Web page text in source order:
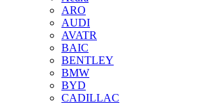
ARO
AUDI
AVATR
BAIC
BENTLEY
BMW
BYD
CADILLAC